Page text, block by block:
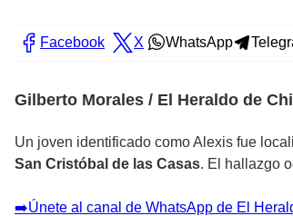
Facebook X WhatsApp
Gilberto Morales / El Heraldo de
Un joven identificado como Alexis fue
San Cristóbal de las Casas. El hallazgo
➡️Únete al canal de WhatsApp de El